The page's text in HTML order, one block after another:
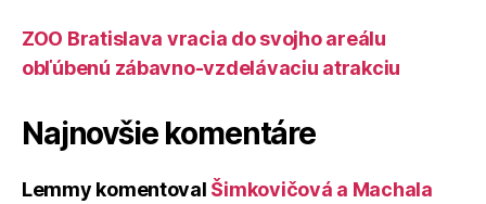
ZOO Bratislava vracia do svojho areálu
obľúbenú zábavno-vzdelávaciu atrakciu
Najnovšie komentáre
Lemmy komentoval Šimkovičová a Machala